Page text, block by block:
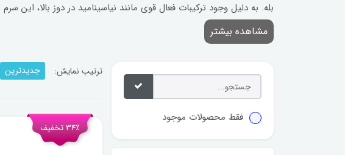
بله. به دلیل وجود ترکیبات فعال قوی مانند نیاسینامید در دوز بالا،
مشاهده بیشتر
فقط محصولات موجود
ترتیب نمایش: جدیدترین
34٪ تخفیف